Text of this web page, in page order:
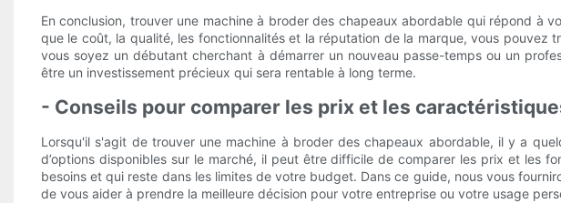
En conclusion, trouver une machine à broder des chapeaux abordable qui répond
que le coût, la qualité, les fonctionnalités et la réputation de la marque, vous pouvez
vous soyez un débutant cherchant à démarrer un nouveau passe-temps ou un
être un investissement précieux qui sera rentable à long terme.
- Conseils pour comparer les prix et les
Lorsqu'il s'agit de trouver une machine à broder des chapeaux abordable, il y a
d’options disponibles sur le marché, il peut être difficile de comparer les prix et les
besoins et qui reste dans les limites de votre budget. Dans ce guide, nous vous
de vous aider à prendre la meilleure décision pour votre entreprise ou votre usage